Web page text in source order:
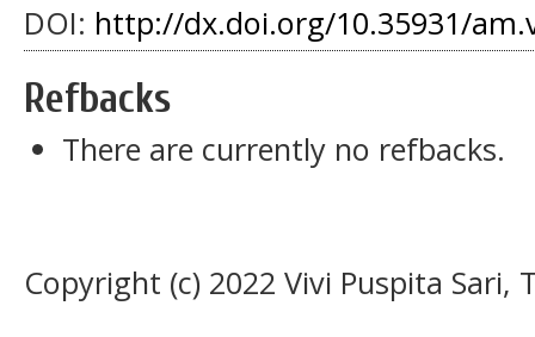
DOI: http://dx.doi.org/10.35931/
Refbacks
There are currently no refbacks.
Copyright (c) 2022 Vivi Puspita